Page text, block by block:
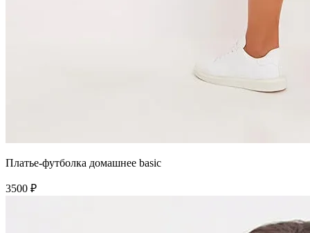
Платье-футболка домашнее basic
3500 ₽